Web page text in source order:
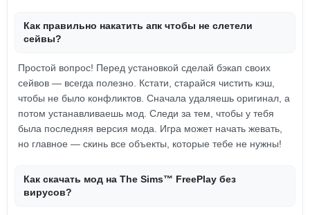
Как правильно накатить апк чтобы не слетели
сейвы?
Простой вопрос! Перед установкой сделай бэкап своих
сейвов — всегда полезно. Кстати, старайся чистить кэш,
чтобы не было конфликтов. Сначала удаляешь оригинал, а
потом устанавливаешь мод. Следи за тем, чтобы у тебя
была последняя версия мода. Игра может начать жевать,
но главное — скинь все объекты, которые тебе не нужны!
Как скачать мод на The Sims™ FreePlay без
вирусов?